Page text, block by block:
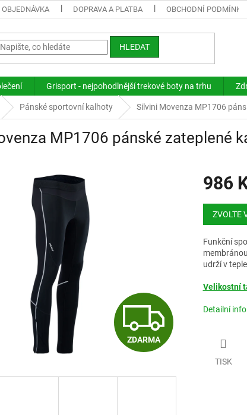
OBJEDNÁVKA DOPRAVA A PLATBA OBCHODNÍ PODMÍNKY
HLEDAT
Grisport - nejpohodlnější trekové boty na trhu
Pánské sportovní kalhoty Silvini Movenza MP1706
MP1706 pánské zateplené
Z
D
ZDARMA
986
Měrná
cena:
ZVOLTE
Funkční
udrží v
Velikostní
Detailní
TISK